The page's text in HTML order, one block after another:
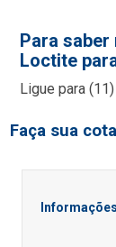
Para
Loctite
Ligue para
Faça sua